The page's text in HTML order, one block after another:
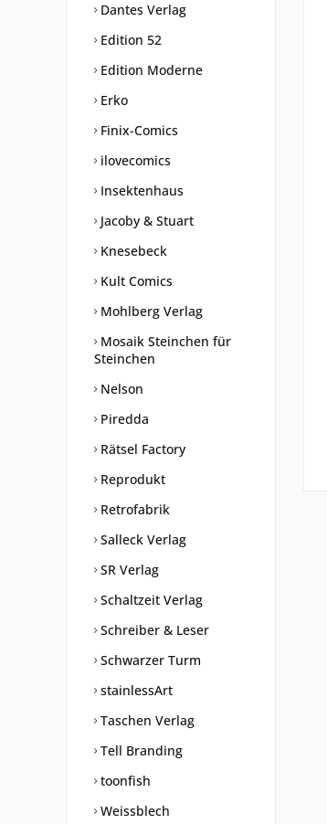
Dantes Verlag
Edition 52
Edition Moderne
Erko
Finix-Comics
ilovecomics
Insektenhaus
Jacoby & Stuart
Knesebeck
Kult Comics
Mohlberg Verlag
Mosaik Steinchen für
Steinchen
Nelson
Piredda
Rätsel Factory
Reprodukt
Retrofabrik
Salleck Verlag
SR Verlag
Schaltzeit Verlag
Schreiber & Leser
Schwarzer Turm
stainlessArt
Taschen Verlag
Tell Branding
toonfish
Weissblech